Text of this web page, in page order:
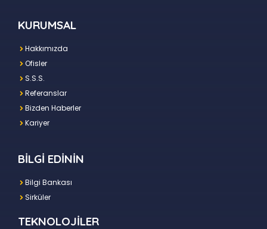
KURUMSAL
Hakkımızda
Ofisler
S.S.S.
Referanslar
Bizden Haberler
Kariyer
BİLGİ EDİNİN
Bilgi Bankası
Sirküler
TEKNOLOJİLER